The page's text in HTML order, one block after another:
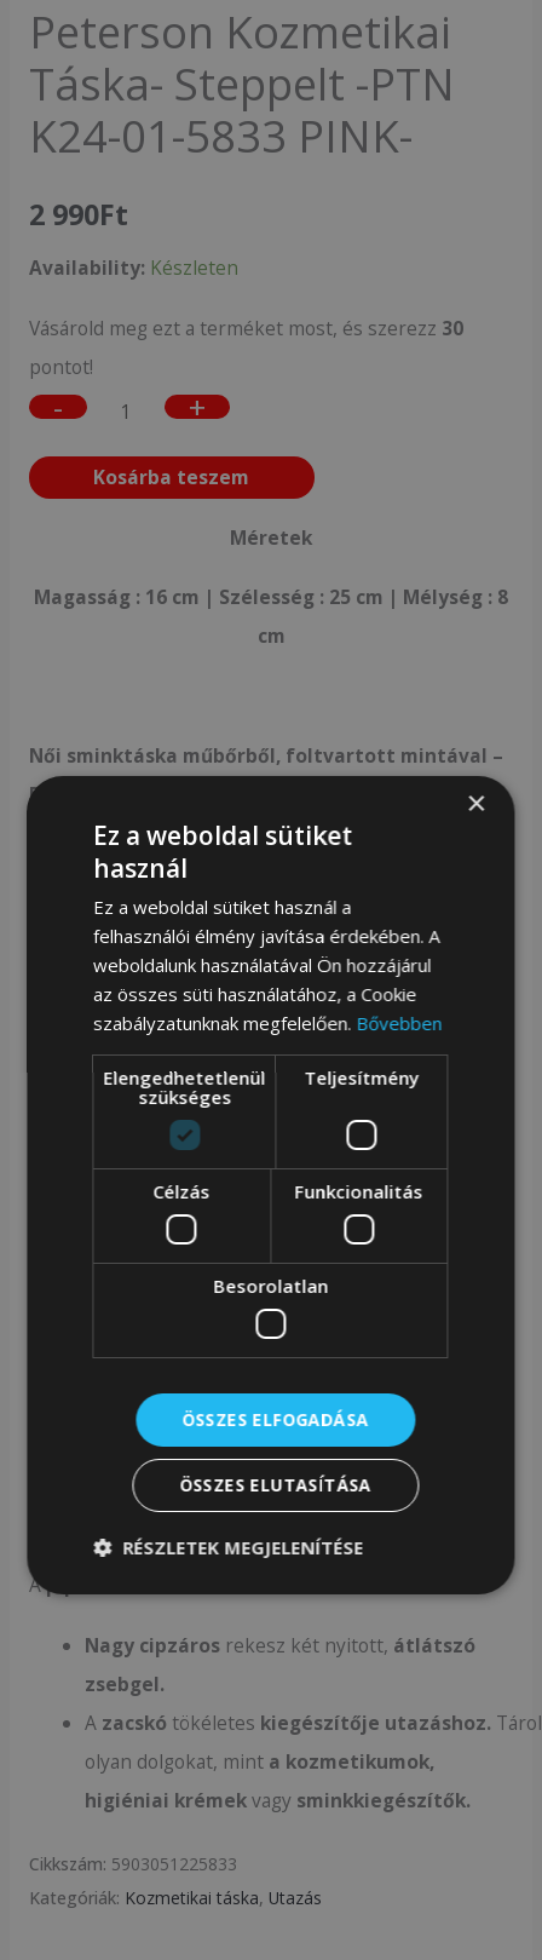
Peterson Kozmetikai
Táska- Steppelt -PTN
K24-01-5833 PINK-
2 990Ft
Availability: Készleten
Vásárold meg ezt a terméket most, és szerezz 30
pontot!
- +
Kosárba teszem
Méretek
Magasság : 16 cm | Szélesség : 25 cm | Mélység : 8
cm
Női sminktáska műbőrből, foltvartott mintával –
Peterson
Stílusos dizájn| Rózsaszín tásak varrott
logó díszít aranyszínű tányér formájában;
Tágas belső tér| A szervező egy nagy,
cipzáros rekesből áll, amelynek két nyitott
Jól ápolt középső| A belső teret kiváló
minőségű béléssel díszítik, amely megvédi a
tasakot a sérülésektől.
Eredeti terv
egyedi,
A zsák külső részerózsaszínanyagból
varrással díszítve.Az egész kompozíciót
egy gyönyörű, arany
logó egészíti ki.
Apiperecikk-táskában
Nagy cipzáros rekesz két nyitott, átlátszó
zsebgel.
A zacskó tökéletes kiegészítője utazáshoz.
olyan dolgokat, mint a kozmetikumok,
higiéniai krémekvagy sminkkiegészítők.
Cikkszám: 5903051225833
Kategóriák: Kozmetikai táska, Utazás
×
Ez a weboldal sütiket
használ
Ez a weboldal sütiket használ a
felhasználói élmény javítása érdekében. A
weboldalunk használatával Ön hozzájárul
az összes süti használatához, a Cookie
szabályzatunknak megfelelően. Bővebben
Elengedhetetlenül
szükséges
Teljesítmény
Célzás Funkcionalitás
Besorolatlan
ÖSSZES ELFOGADÁSA
ÖSSZES ELUTASÍTÁSA
RÉSZLETEK MEGJELENÍTÉSE